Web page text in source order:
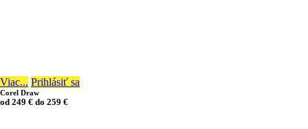
Viac... Prihlásiť sa
Corel Draw
od 249 € do 259 €